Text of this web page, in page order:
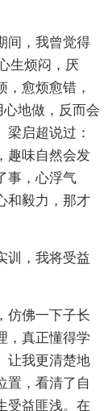
，我曾觉得
生烦闷，厌
愈烦愈错，
地做，反而会
启超说过：
趣味自然会发
事，心浮气
和毅力，那才
，我将受益
佛一下子长
，真正懂得学
让我更清楚地
置，看清了自
受益匪浅。在